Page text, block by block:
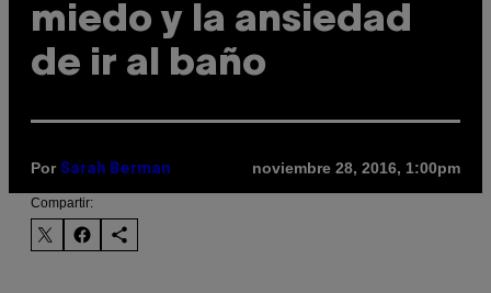
miedo y la ansiedad
de ir al baño
Por Sarah Berman noviembre 28, 2016, 1:00pm
Compartir: